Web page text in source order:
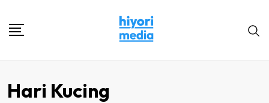
Hari Kucing